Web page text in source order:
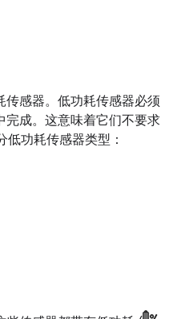
感器。低功耗传感器必须
完成。这意味着它们不要求
功耗传感器类型：